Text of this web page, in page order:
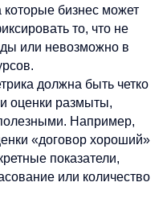
которые бизнес может
то, что не
или невозможно в
должна быть четко
оценки размыты,
Например,
«договор хороший»
показатели,
или количество